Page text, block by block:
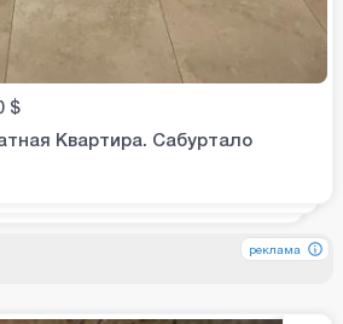
$
Квартира. Сабуртало
реклама
реклама
реклама